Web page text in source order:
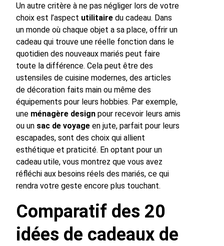
Un autre critère à ne pas négliger lors de votre
choix est l’aspect utilitaire du cadeau. Dans
un monde où chaque objet a sa place, offrir un
cadeau qui trouve une réelle fonction dans le
quotidien des nouveaux mariés peut faire
toute la différence. Cela peut être des
ustensiles de cuisine modernes, des articles
de décoration faits main ou même des
équipements pour leurs hobbies. Par exemple,
une ménagère design pour recevoir leurs amis
ou un sac de voyage en jute, parfait pour leurs
escapades, sont des choix qui allient
esthétique et praticité. En optant pour un
cadeau utile, vous montrez que vous avez
réfléchi aux besoins réels des mariés, ce qui
rendra votre geste encore plus touchant.
Comparatif des 20
idées de cadeaux de